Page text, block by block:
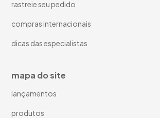
rastreie seu pedido
compras internacionais
dicas das especialistas
mapa do site
lançamentos
produtos